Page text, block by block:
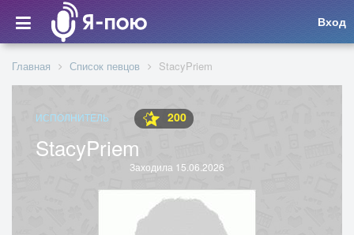
Вход
Главная Список певцов StacyPriem
ИСПОЛНИТЕЛЬ 200
StacyPriem
Заходила 15.06.2026